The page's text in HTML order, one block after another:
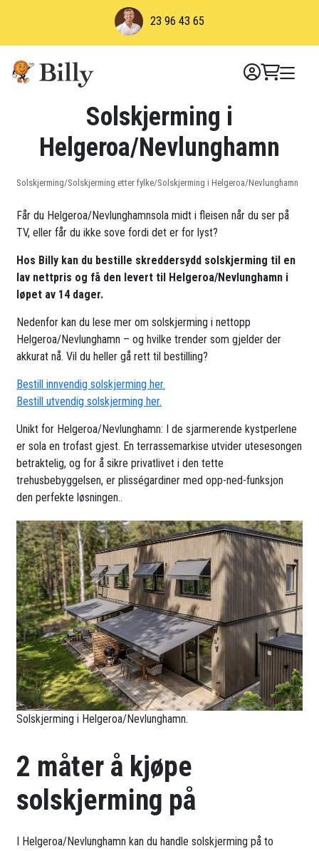
23 96 43 65
Solskjerming i
Helgeroa/Nevlunghamn
Solskjerming/Solskjerming etter fylke/Solskjerming i Helgeroa/Nevlunghamn
Får du Helgeroa/Nevlunghamnsola midt i fleisen når du ser på
TV, eller får du ikke sove fordi det er for lyst?
Hos Billy kan du bestille skreddersydd solskjerming til en
lav nettpris og få den levert til Helgeroa/Nevlunghamn i
løpet av 14 dager.
Nedenfor kan du lese mer om solskjerming i nettopp
Helgeroa/Nevlunghamn – og hvilke trender som gjelder der
akkurat nå. Vil du heller gå rett til bestilling?
Bestill innvendig solskjerming her.
Bestill utvendig solskjerming her.
Unikt for Helgeroa/Nevlunghamn: I de sjarmerende kystperlene
er sola en trofast gjest. En terrassemarkise utvider utesesongen
betraktelig, og for å sikre privatlivet i den tette
trehusbebyggelsen, er plisségardiner med opp-ned-funksjon
den perfekte løsningen..
Solskjerming i Helgeroa/Nevlunghamn.
2 måter å kjøpe
solskjerming på
I Helgeroa/Nevlunghamn kan du handle solskjerming på to